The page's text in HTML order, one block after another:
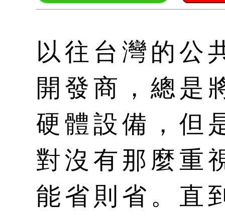
以往台灣的公
開發商，總是
硬體設備，但
對沒有那麼重
能省則省。直